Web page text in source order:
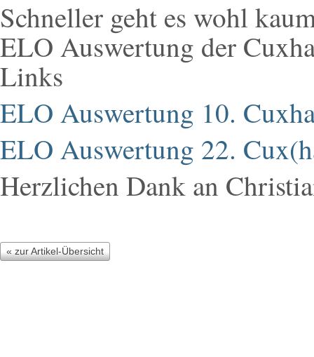
Schneller geht es wohl
ELO Auswertung der
Links
ELO Auswertung 10.
ELO Auswertung 22.
Herzlichen Dank an
« zur Artikel-Übersicht